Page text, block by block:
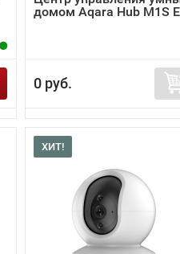
домом Aqara Hub M1S
0 руб.
ХИТ!